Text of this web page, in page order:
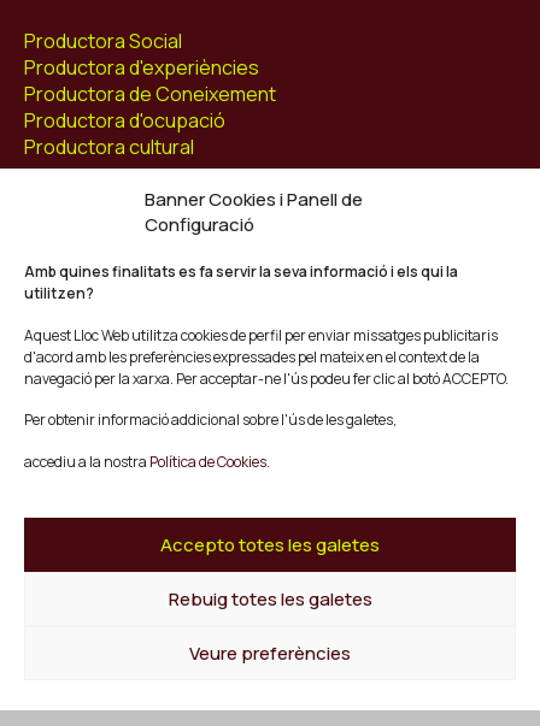
Banner Cookies i Panell de
Configuració
Amb quines finalitats es fa servir la seva informació i els qui la
utilitzen?
Aquest Lloc Web utilitza cookies de perfil per enviar missatges publicitaris
d'acord amb les preferències expressades pel mateix en el context de la
navegació per la xarxa. Per acceptar-ne l'ús podeu fer clic al botó ACCEPTO.
Per obtenir informació addicional sobre l'ús de les galetes,
accediu a la nostra Política de Cookies.
Accepto totes les galetes
Rebuig totes les galetes
Veure preferències
Productora Social
Productora d'experiències
Productora de Coneixement
Productora d'ocupació
Productora cultural
Facebook
Instagram
Twitter/X
FAQ
Política de privadesa i Cookies
Termes i Condicions de Compra